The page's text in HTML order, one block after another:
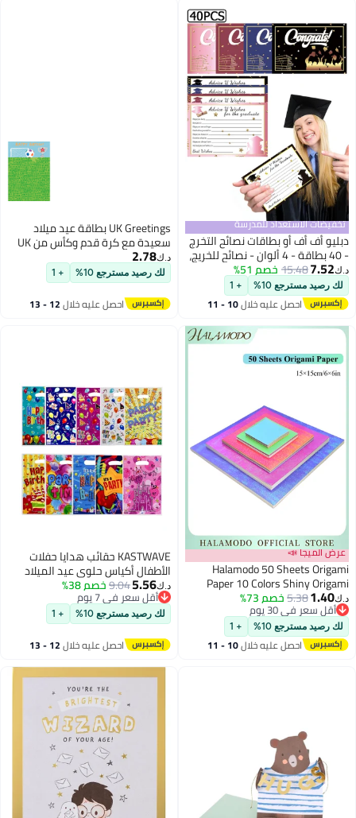
تخفيضات الاستعداد للمدرسة
دبليو أف أف أو بطاقات نصائح التخرج
- 40 بطاقة - 4 ألوان - نصائح للخريج،
أفكار لأنشطة ألعاب حفلات التخرج،
زينة للاحتفال بالخريج، هدايا تذكارية،
مستلزمات حفلات التخرج للمدارس
الثانوية/الجامعات/التعليم العالي
د.ك‏7.52
15.48خصم 51%
لك رصيد مسترجع 10% + 1
احصل عليه خلال 10 - 11
UK Greetings بطاقة عيد ميلاد
سعيدة مع كرة قدم وكأس من UK
Greetings
د.ك‏2.78
لك رصيد مسترجع 10% + 1
احصل عليه خلال 12 - 13
عرض الميجا 📣
Halamodo 50 Sheets Origami
Paper 10 Colors Shiny Origami
Paper Square Iridescent Paper
Origami Paper Decoration Paper
for Crane Stars Airplanes Planes
Animals Kids Arts and DIY Crafts
د.ك‏1.40
5.38خصم 73%
أقل سعر في 30 يوم
أقل سعر في 30 يوم
لك رصيد مسترجع 10% + 1
احصل عليه خلال 10 - 11
KASTWAVE حقائب هدايا حفلات
الأطفال أكياس حلوى عيد الميلاد
أكياس هدايا حفلات للأطفال عيد
الميلاد
د.ك‏5.56
9.04خصم 38%
أقل سعر في 7 يوم
أقل سعر في 7 يوم
لك رصيد مسترجع 10% + 1
احصل عليه خلال 12 - 13